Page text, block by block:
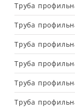
Труба
Труба
Труба
Труба
Труба
Труба